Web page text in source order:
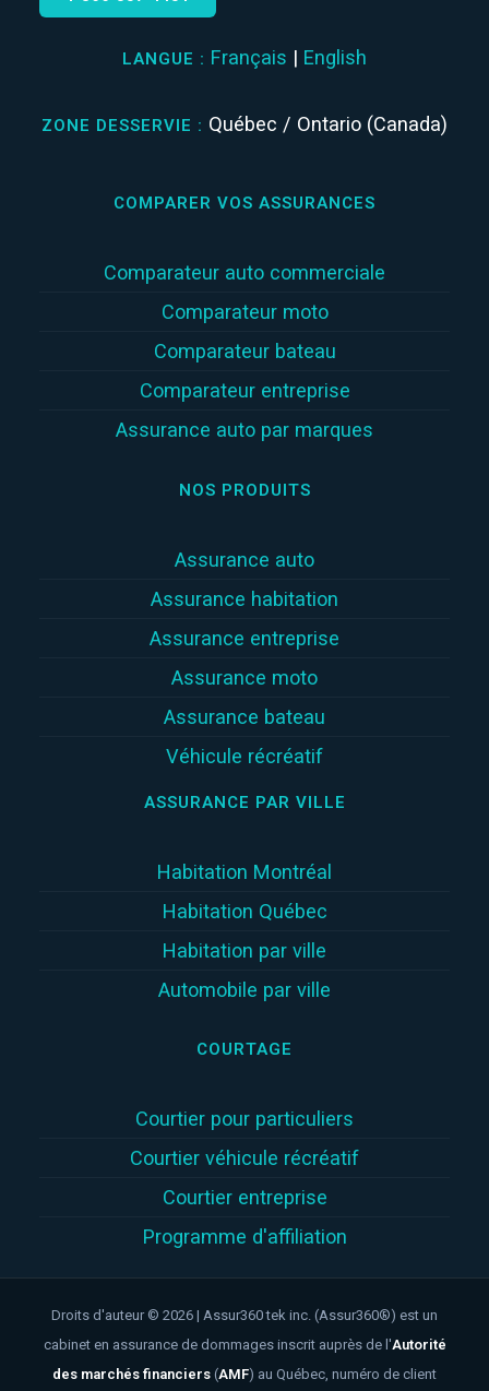
LANGUE : Français | English
ZONE DESSERVIE : Québec / Ontario (Canada)
COMPARER VOS ASSURANCES
Comparateur auto commerciale
Comparateur moto
Comparateur bateau
Comparateur entreprise
Assurance auto par marques
NOS PRODUITS
Assurance auto
Assurance habitation
Assurance entreprise
Assurance moto
Assurance bateau
Véhicule récréatif
ASSURANCE PAR VILLE
Habitation Montréal
Habitation Québec
Habitation par ville
Automobile par ville
COURTAGE
Courtier pour particuliers
Courtier véhicule récréatif
Courtier entreprise
Programme d'affiliation
Droits d'auteur © 2026 | Assur360 tek inc. (Assur360®) est un
cabinet en assurance de dommages inscrit auprès de l'Autorité
des marchés financiers (AMF) au Québec, numéro de client